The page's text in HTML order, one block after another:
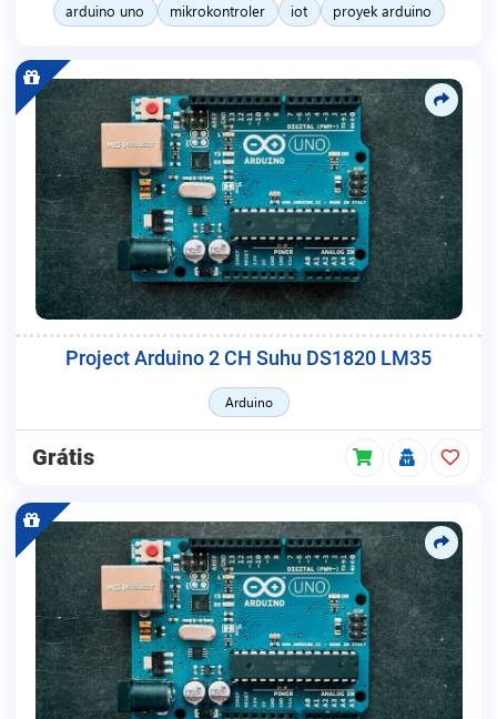
arduino uno
mikrokontroler iot proyek arduino
Project Arduino 2 CH Suhu DS1820 LM35
Arduino
Grátis